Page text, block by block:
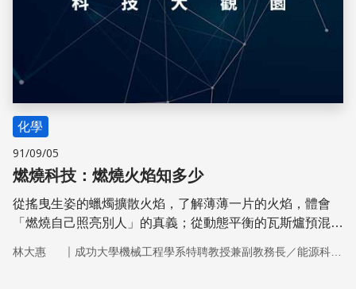
化學
91/09/05
燃燒科技：燃燒火焰知多少
從搖曳生姿的蠟燭擴散火焰，了解薄薄一片的火焰，體會
「燃燒自己照亮別人」的真義；從動態平衡的瓦斯爐預混火
危險。
林大惠 ｜